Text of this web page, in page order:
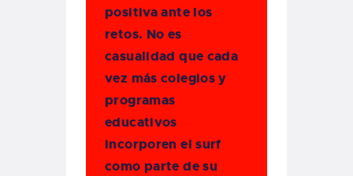
positiva ante los
retos. No es
casualidad que cada
vez más colegios y
programas
educativos
incorporen el surf
como parte de su